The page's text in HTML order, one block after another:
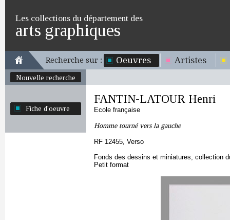
Les collections du département des
arts graphiques
Recherche sur : Oeuvres Artistes
Nouvelle recherche
Fiche d'oeuvre
FANTIN-LATOUR Henri
Ecole française
Homme tourné vers la gauche
RF 12455, Verso
Fonds des dessins et miniatures, collection
Petit format